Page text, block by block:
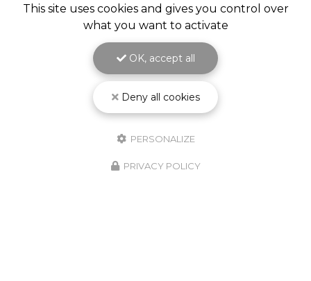
This site uses cookies and gives you control over
what you want to activate
OK, accept all
Deny all cookies
PERSONALIZE
PRIVACY POLICY